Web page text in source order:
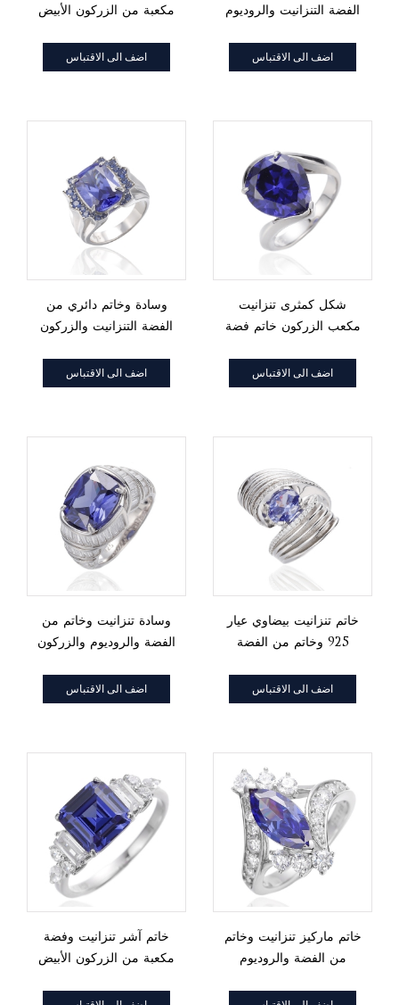
مكعبة من الزركون الأبيض
اضف الى الاقتباس
الفضة التنزانيت والروديوم
اضف الى الاقتباس
وسادة وخاتم دائري من
الفضة التنزانيت والزركون
اضف الى الاقتباس
شكل كمثرى تنزانيت
مكعب الزركون خاتم فضة
اضف الى الاقتباس
وسادة تنزانيت وخاتم من
الفضة والروديوم والزركون
اضف الى الاقتباس
خاتم تنزانيت بيضاوي عيار
925 وخاتم من الفضة
المستدير
اضف الى الاقتباس
خاتم آشر تنزانيت وفضة
مكعبة من الزركون الأبيض
خاتم ماركيز تنزانيت وخاتم
من الفضة والروديوم